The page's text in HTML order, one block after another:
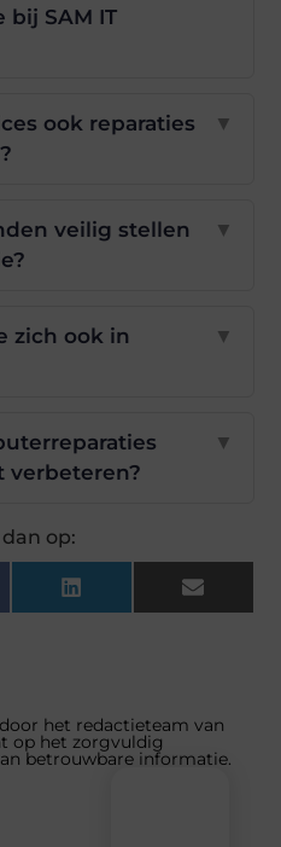
SAM IT
ook reparaties
▼
veilig stellen
▼
zich ook in
▼
▼
op:
LinkedIn Email
het redactieteam van
op het zorgvuldig
betrouwbare informatie.